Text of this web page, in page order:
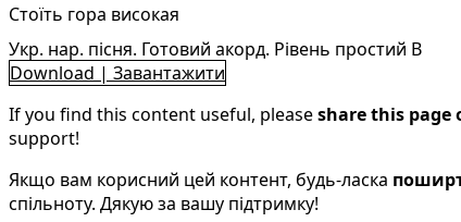
Стоїть гора високая
Укр. нар. пісня. Готовий акорд. Рівень простий B
Download | Завантажити
If you find this content useful, pleaseshare this page
support!
Якщо вам корисний цей контент, будь-ласка
спільноту. Дякую за вашу підтримку!